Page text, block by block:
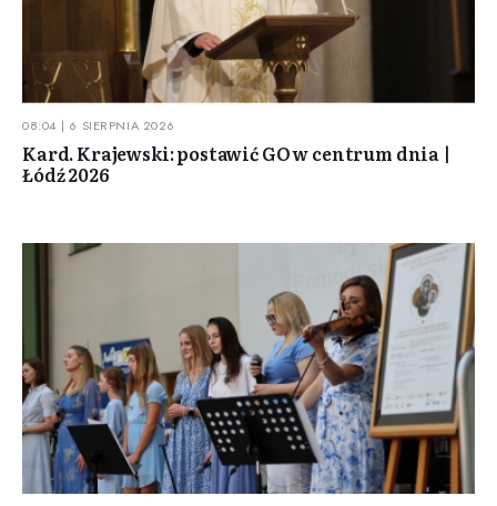
08:04 | 6 SIERPNIA 2026
Kard. Krajewski: postawić GO w centrum dnia |
Łódź 2026